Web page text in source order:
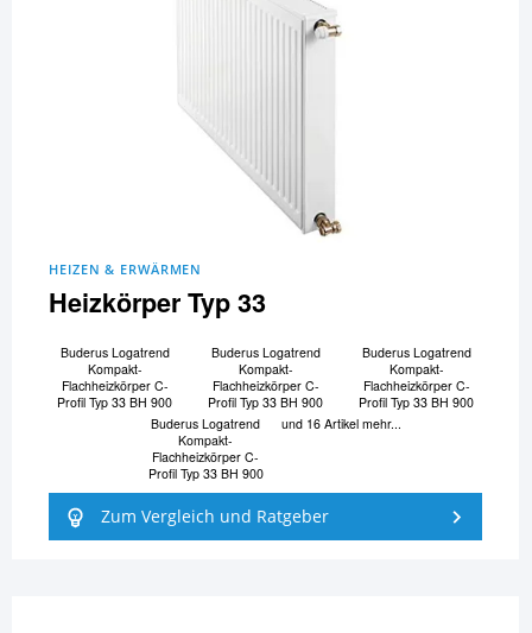
HEIZEN & ERWÄRMEN
Heizkörper Typ 33
Buderus Logatrend
Kompakt-
Flachheizkörper C-
Profil Typ 33 BH 900
Buderus Logatrend
Kompakt-
Flachheizkörper C-
Profil Typ 33 BH 900
Buderus Logatrend
Kompakt-
Flachheizkörper C-
Profil Typ 33 BH 900
Buderus Logatrend
Kompakt-
Flachheizkörper C-
Profil Typ 33 BH 900
und 16 Artikel mehr...
Zum Vergleich und Ratgeber